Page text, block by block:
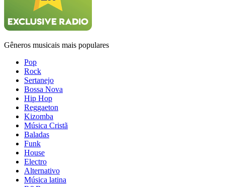
Gêneros musicais mais populares
Pop
Rock
Sertanejo
Bossa Nova
Hip Hop
Reggaeton
Kizomba
Música Cristã
Baladas
Funk
House
Electro
Alternativo
Música latina